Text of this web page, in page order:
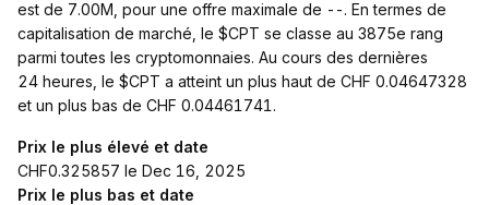
est de 7.00M, pour une offre maximale de --. En termes de
capitalisation de marché, le $CPT se classe au 3875e rang
parmi toutes les cryptomonnaies. Au cours des dernières
24 heures, le $CPT a atteint un plus haut de CHF 0.04647328
et un plus bas de CHF 0.04461741.
Prix le plus élevé et date
CHF0.325857 le Dec 16, 2025
Prix le plus bas et date